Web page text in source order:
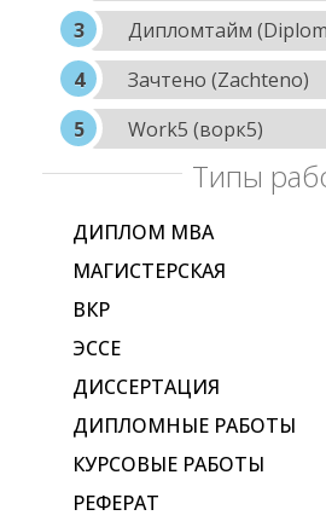
Дипломтайм
Зачтено (Zachteno)
Work5 (ворк5)
Типы
ДИПЛОМ МВА
МАГИСТЕРСКАЯ
ВКР
ЭССЕ
ДИССЕРТАЦИЯ
ДИПЛОМНЫЕ РАБОТЫ
КУРСОВЫЕ РАБОТЫ
РЕФЕРАТ